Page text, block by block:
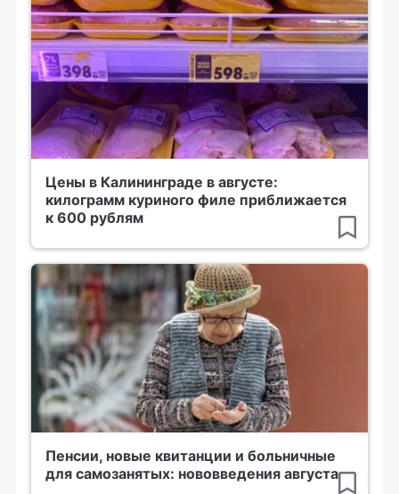
Цены в Калининграде в августе:
килограмм куриного филе приближается
к 600 рублям
Пенсии, новые квитанции и больничные
для самозанятых: нововведения августа